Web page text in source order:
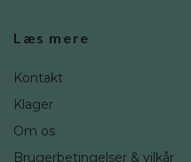
Læs mere
Kontakt
Klager
Om os
Brugerbetingelser & vilkår